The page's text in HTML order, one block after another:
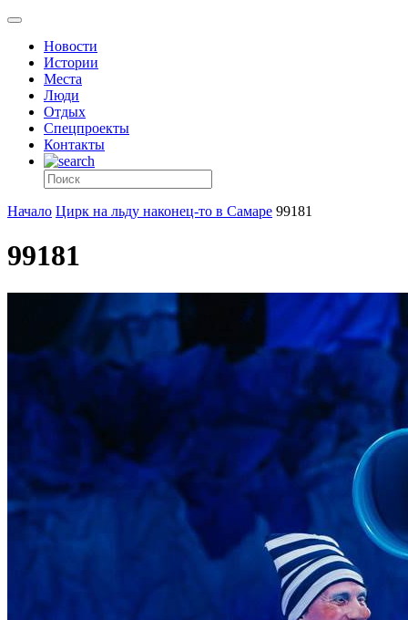
Новости
Истории
Места
Люди
Отдых
Спецпроекты
Контакты
Начало Цирк на льду наконец-то в Самаре 99181
99181